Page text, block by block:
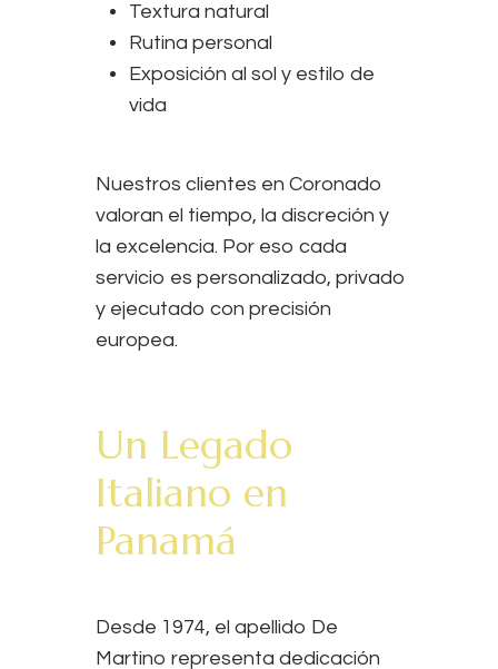
Textura natural
Rutina personal
Exposición al sol y estilo de
vida
Nuestros clientes en Coronado
valoran el tiempo, la discreción y
la excelencia. Por eso cada
servicio es personalizado, privado
y ejecutado con precisión
europea.
Un Legado
Italiano en
Panamá
Desde 1974, el apellido De
Martino representa dedicación